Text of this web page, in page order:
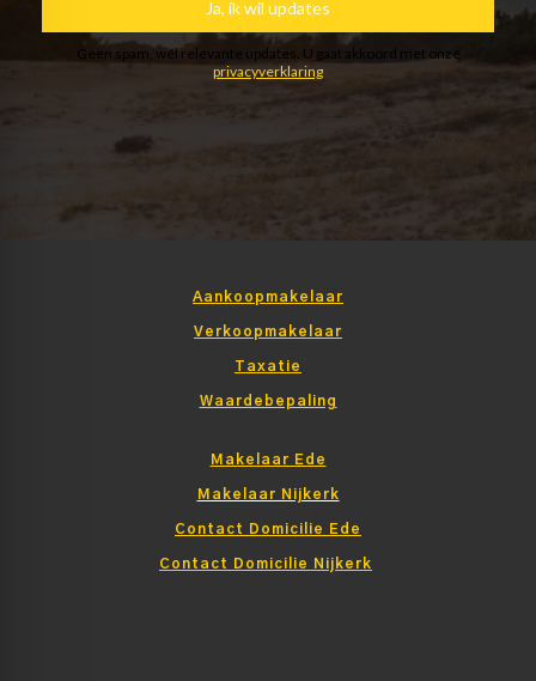
Aankoopmakelaar
Verkoopmakelaar
Taxatie
Waardebepaling
Makelaar Ede
Makelaar Nijkerk
Contact Domicilie Ede
Contact Domicilie Nijkerk